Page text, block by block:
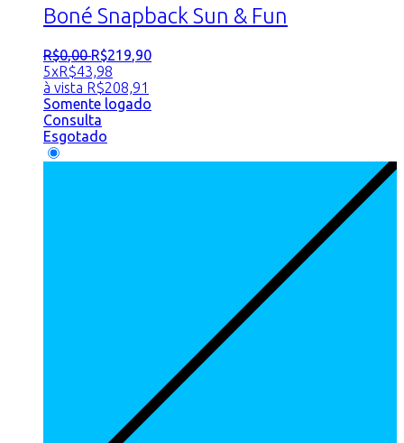
Boné Snapback Sun & Fun
R$0,00 R$219,90
5xR$43,98
à vista R$208,91
Somente logado
Consulta
Esgotado